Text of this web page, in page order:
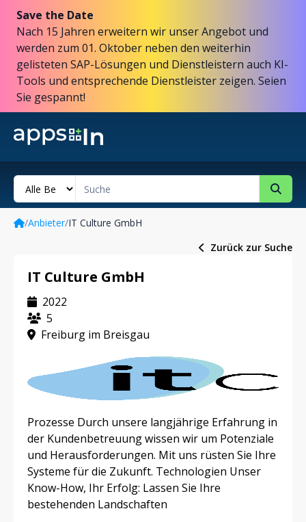
Save the Date
Nach 15 Jahren erweitern wir unser Angebot und
werden zum 01. Oktober neben den weiterhin
gelisteten SAP-Lösungen und Dienstleistern auch KI-
Tools und entsprechende Dienstleister zeigen. Seien
Sie gespannt!
/Anbieter/IT Culture GmbH
Zurück zur Suche
IT Culture GmbH
2022
5
Freiburg im Breisgau
Prozesse Durch unsere langjährige Erfahrung in
der Kundenbetreuung wissen wir um Potenziale
und Herausforderungen. Mit uns rüsten Sie Ihre
Systeme für die Zukunft. Technologien Unser
Know-How, Ihr Erfolg: Lassen Sie Ihre
bestehenden Landschaften